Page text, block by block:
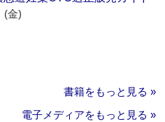
(金)
書籍をもっと見る »
電子メディアをもっと見る »